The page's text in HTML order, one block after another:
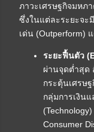
ภาวะเศรษฐกิจมหภ
ซึ่งในแต่ละระยะจะ
เด่น (Outperform)
ระยะฟื้นตัว
ผ่านจุดต่ำสุด
กระตุ้นเศรษ
กลุ่มการเงิน
Consumer